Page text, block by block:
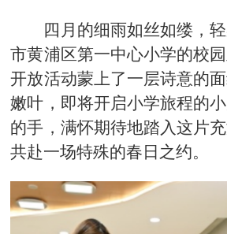
四月的细雨如丝如缕，
市黄浦区第一中心小学的校
开放活动蒙上了一层诗意的
嫩叶，即将开启小学旅程的
的手，满怀期待地踏入这片
共赴一场特殊的春日之约。